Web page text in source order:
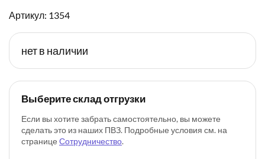
Артикул: 1354
нет в наличии
Выберите склад отгрузки
Если вы хотите забрать самостоятельно, вы можете
сделать это из наших ПВЗ. Подробные условия см. на
странице Сотрудничество.